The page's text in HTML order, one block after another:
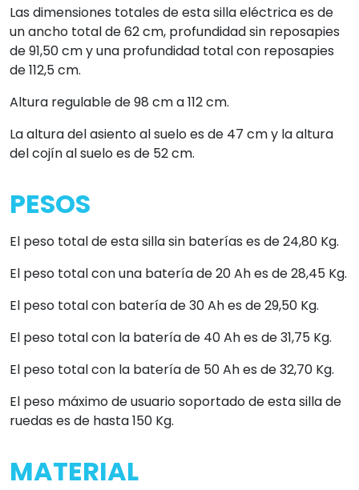
Las dimensiones totales de esta silla eléctrica es de
un ancho total de 62 cm, profundidad sin reposapies
de 91,50 cm y una profundidad total con reposapies
de 112,5 cm.
Altura regulable de 98 cm a 112 cm.
La altura del asiento al suelo es de 47 cm y la altura
del cojín al suelo es de 52 cm.
PESOS
El peso total de esta silla sin baterías es de 24,80 Kg.
El peso total con una batería de 20 Ah es de 28,45 Kg.
El peso total con batería de 30 Ah es de 29,50 Kg.
El peso total con la batería de 40 Ah es de 31,75 Kg.
El peso total con la batería de 50 Ah es de 32,70 Kg.
El peso máximo de usuario soportado de esta silla de
ruedas es de hasta 150 Kg.
MATERIAL